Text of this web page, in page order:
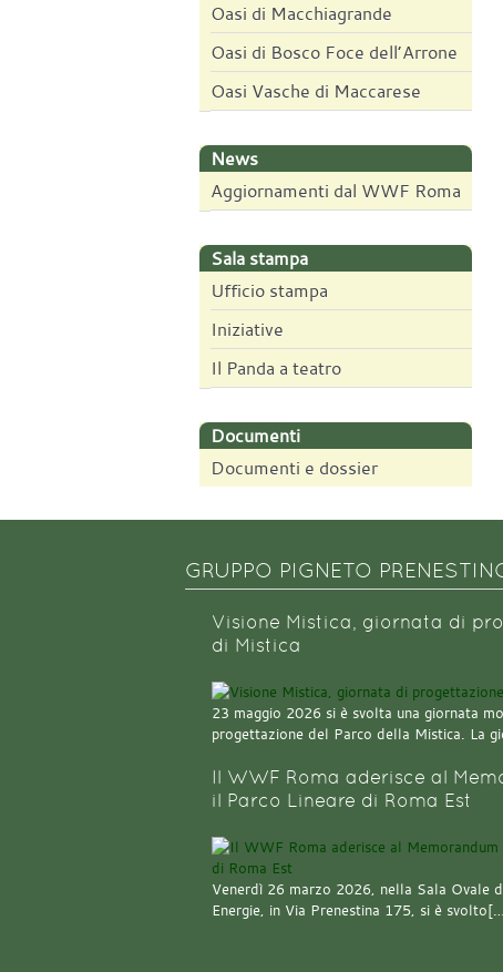
Oasi di Macchiagrande
Oasi di Bosco Foce dell’Arrone
Oasi Vasche di Maccarese
News
Aggiornamenti dal WWF Roma
Sala stampa
Ufficio stampa
Iniziative
Il Panda a teatro
Documenti
Documenti e dossier
GRUPPO PIGNETO
Visione Mistica, giornata di
di Mistica
23 maggio 2026 si è svolta una giornata
progettazione del Parco della Mistica. La
Il WWF Roma aderisce al
il Parco Lineare di Roma Est
Venerdì 26 marzo 2026, nella Sala Ovale
Energie, in Via Prenestina 175, si è